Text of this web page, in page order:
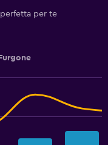
per te
Furgone